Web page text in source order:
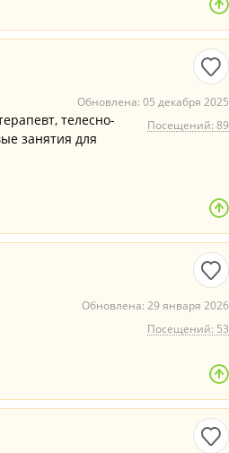
Обновлена: 05 декабря 2025
Посещений: 89
телесно-
занятия для
Обновлена: 29 января 2026
Посещений: 53